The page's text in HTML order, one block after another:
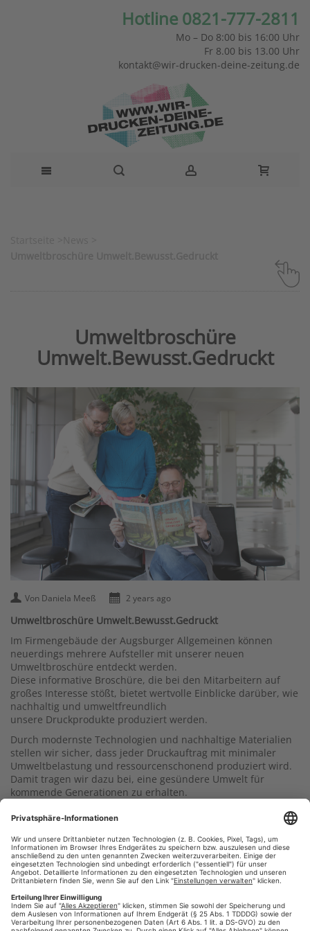
Hotline 0821-777-2811
Mo – Do 8:00 bis 16:00 Uhr
Fr 8.00 bis 13.00 Uhr
kontakt@wir-drucken-deine-zeitung.de
Umweltbroschüre
Umwelt.Bewusst.Gedruckt
Von Daniela Meeß 2 years ago
Umweltbroschüre Umwelt.Bewusst.Gedruckt
Im Firmengebäude der Augsburger Allgemeinen können
neuerdings mehrere Aufsteller mit unserer neuen
Umweltbroschüre entdeckt werden.
Diese informative Broschüre, die bei den Mitarbeitern auf
großes Interesse stößt, bietet wertvolle Einblicke darüber, wie
nachhaltig und umweltfreundlich
unsere Druckprodukte produziert werden.
Durch modernste Technologien und nachhaltige Materialien
stellen wir sicher, dass jeder Druckauftrag mit minimaler
Umweltbelastung und ressourcenschonend produziert wird.
Damit tragen wir dazu bei, eine gesündere Umwelt für
kommende Generationen zu erhalten.
#verbanddruckundmedienbayern,#umweltfreundlich,
#pressedruck,#wir-drucken-deine-zeitung,#WDDZ ,
#augsburg,#zeitungsdruck, #druck,#Print,
#umweltbroschüre,